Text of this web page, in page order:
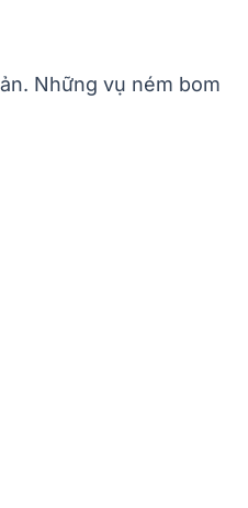
Những vụ ném bom